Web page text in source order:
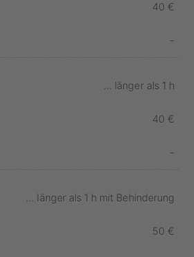
40 €
-
... länger als 1 h
40 €
-
... länger als 1 h mit Behinderung
50 €